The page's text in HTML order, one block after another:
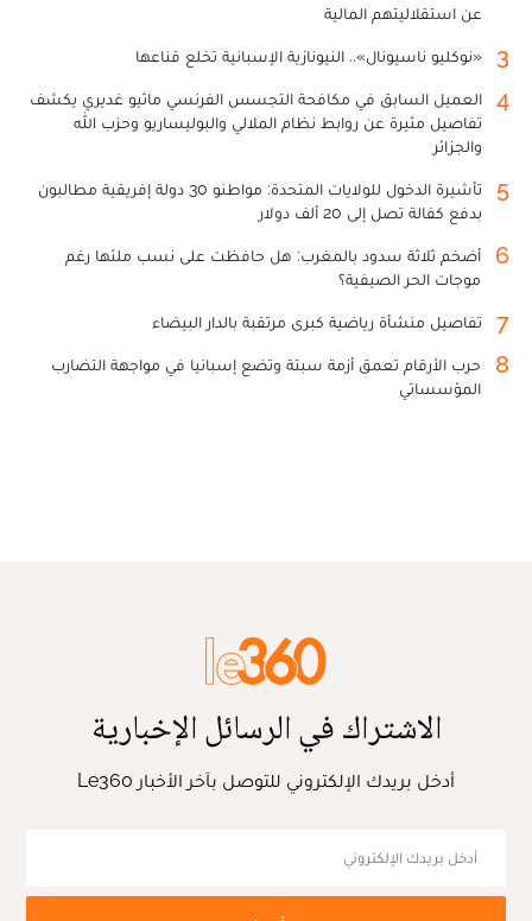
عن استقلاليتهم المالية
3 «نوكليو ناسيونال».. النيونازية الإسبانية تخلع قناعها
4
العميل السابق في مكافحة التجسس الفرنسي ماثيو غديري يكشف
تفاصيل مثيرة عن روابط نظام الملالي والبوليساريو وحزب الله
والجزائر
5
تأشيرة الدخول للولايات المتحدة: مواطنو 30 دولة إفريقية مطالبون
بدفع كفالة تصل إلى 20 ألف دولار
6
أضخم ثلاثة سدود بالمغرب: هل حافظت على نسب ملئها رغم
موجات الحر الصيفية؟
7 تفاصيل منشأة رياضية كبرى مرتقبة بالدار البيضاء
8
حرب الأرقام تعمق أزمة سبتة وتضع إسبانيا في مواجهة التضارب
المؤسساتي
الاشتراك في الرسائل الإخبارية
أدخل بريدك الإلكتروني للتوصل بآخر الأخبار Le360